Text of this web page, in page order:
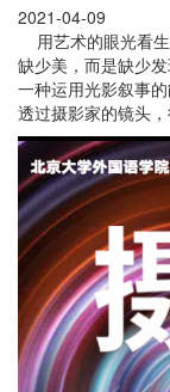
2021-04-09
用艺术的眼光看
缺少美，而是缺少
一种运用光影叙事
透过摄影家的镜头